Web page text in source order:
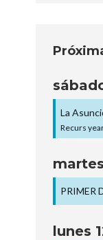
La
Recurs
martes
PRIMER
lunes